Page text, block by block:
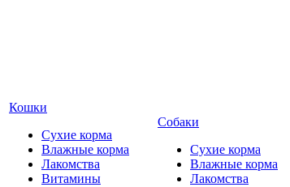
Кошки
Сухие корма
Влажные корма
Лакомства
Витамины
Собаки
Сухие корма
Влажные корма
Лакомства